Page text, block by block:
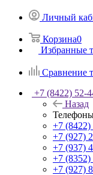
Личный
Корзина0
Избранные
Сравнение
+7 (8422) 52-
Назад
+7 (8422)
+7 (927)
+7 (937)
+7 (8352)
+7 (927)